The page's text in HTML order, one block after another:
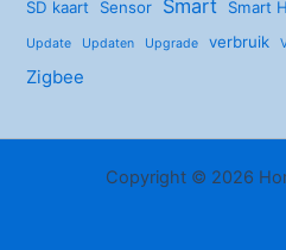
SD kaart
Sensor Smart Smart
Update Updaten Upgrade verbruik
Zigbee
Copyright © 2026